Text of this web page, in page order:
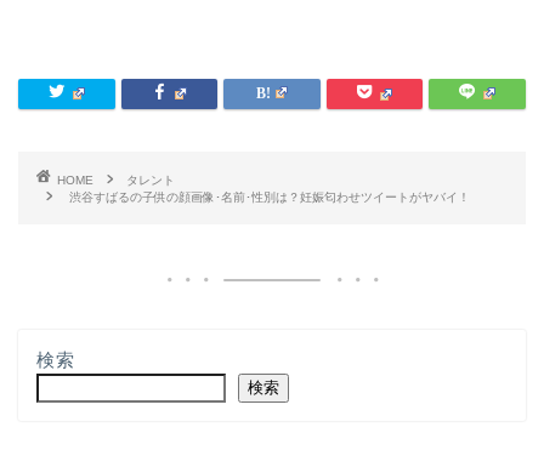
HOME
タレント
渋谷すばるの子供の顔画像･名前･性別は？妊娠匂わせツイートがヤバイ！
検索
検索